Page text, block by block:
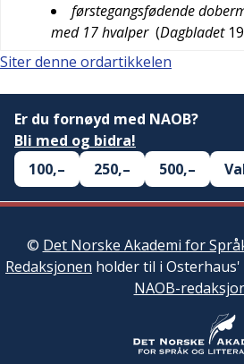
førstegangsfødende
med 17 hvalper (Dagbladet
Siter denne ordartikkelen
Er du fornøyd med NAOB?
Bli med og bidra!
100,–
250,– 500,–
© Det Norske Akademi for
Redaksjonen holder til i Osterhaus'
NAOB-